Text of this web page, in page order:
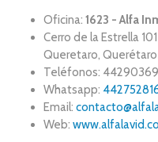
Oficina: 1623 - Alfa
Cerro de la Estrella
Queretaro, Querétaro
Teléfonos:
Whatsapp:
Email:
Web: